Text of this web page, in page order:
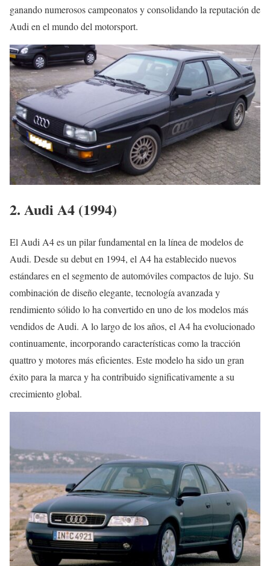
ganando numerosos campeonatos y consolidando la reputación de
Audi en el mundo del motorsport.
2. Audi A4 (1994)
El Audi A4 es un pilar fundamental en la línea de modelos de
Audi. Desde su debut en 1994, el A4 ha establecido nuevos
estándares en el segmento de automóviles compactos de lujo. Su
combinación de diseño elegante, tecnología avanzada y
rendimiento sólido lo ha convertido en uno de los modelos más
vendidos de Audi. A lo largo de los años, el A4 ha evolucionado
continuamente, incorporando características como la tracción
quattro y motores más eficientes. Este modelo ha sido un gran
éxito para la marca y ha contribuido significativamente a su
crecimiento global.